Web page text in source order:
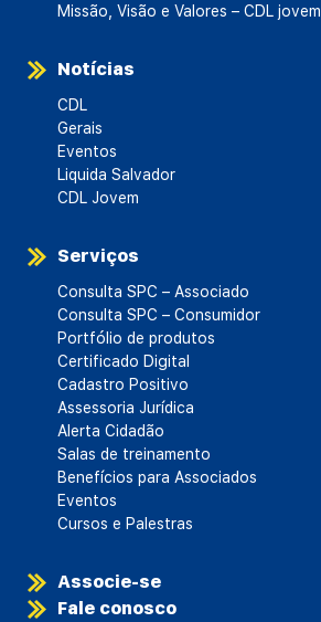
Missão, Visão e Valores – CDL jovem
Notícias
CDL
Gerais
Eventos
Liquida Salvador
CDL Jovem
Serviços
Consulta SPC – Associado
Consulta SPC – Consumidor
Portfólio de produtos
Certificado Digital
Cadastro Positivo
Assessoria Jurídica
Alerta Cidadão
Salas de treinamento
Benefícios para Associados
Eventos
Cursos e Palestras
Associe-se
Fale conosco